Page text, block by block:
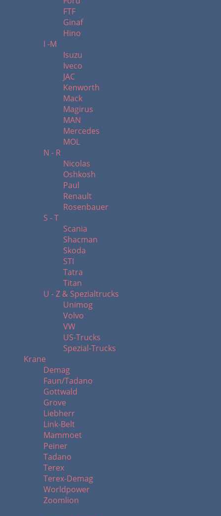
FTF
Ginaf
Hino
I -M
Isuzu
Iveco
JAC
Kenworth
Mack
Magirus
MAN
Mercedes
MOL
N - R
Nicolas
Oshkosh
Paul
Renault
Rosenbauer
S - T
Scania
Shacman
Skoda
STI
Tatra
Titan
U - Z & Spezialtrucks
Unimog
Volvo
VW
US-Trucks
Spezial-Trucks
Krane
Demag
Faun/Tadano
Gottwald
Grove
Liebherr
Link-Belt
Mammoet
Peiner
Tadano
Terex
Terex-Demag
Worldpower
Zoomlion